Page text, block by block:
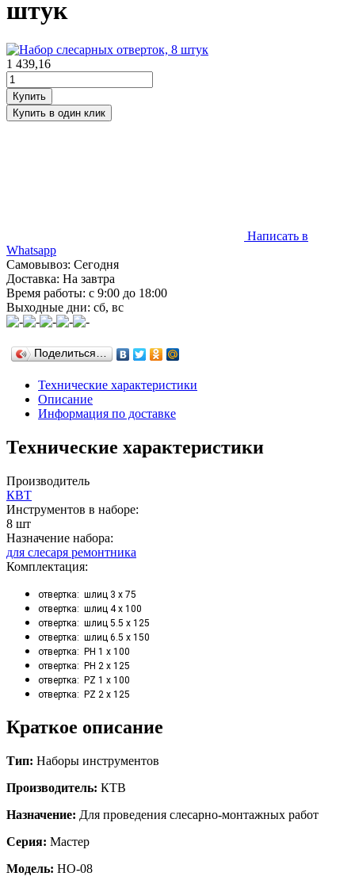
штук
1 439,16
Написать в
Whatsapp
Самовывоз: Сегодня
Доставка: На завтра
Время работы: с 9:00 до 18:00
Выходные дни: сб, вс
Поделиться…
Технические характеристики
Описание
Информация по доставке
Технические характеристики
Производитель
КВТ
Инструментов в наборе:
8 шт
Назначение набора:
для слесаря ремонтника
Комплектация:
отвертка: шлиц 3 х 75
отвертка: шлиц 4 х 100
отвертка: шлиц 5.5 х 125
отвертка: шлиц 6.5 х 150
отвертка: PH 1 х 100
отвертка: PH 2 х 125
отвертка: PZ 1 х 100
отвертка: PZ 2 х 125
Краткое описание
Тип: Наборы инструментов
Производитель: КТВ
Назначение: Для проведения слесарно-монтажных работ
Серия: Мастер
Модель: НО-08